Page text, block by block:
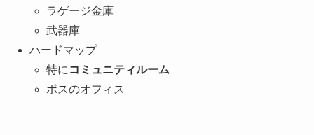
ラゲージ金庫
武器庫
ハードマップ
特に コミュニティルーム
ボスのオフィス